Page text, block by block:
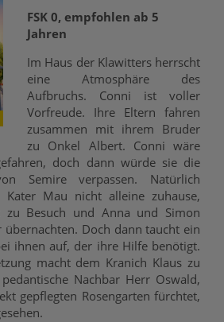
FSK 0, empfohlen ab 5
Jahren
Im Haus der Klawitters herrscht
eine Atmosphäre des
Aufbruchs. Conni ist voller
Vorfreude. Ihre Eltern fahren
zusammen mit ihrem Bruder
zu Onkel Albert. Conni wäre
doch dann würde sie die
Semire verpassen. Natürlich
Mau nicht alleine zuhause,
Besuch und Anna und Simon
Doch dann taucht ein
ihnen auf, der ihre Hilfe benötigt.
macht dem Kranich Klaus zu
Nachbar Herr Oswald,
gepflegten Rosengarten fürchtet,